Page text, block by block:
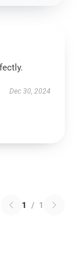
Dec 30, 2024
1 / 1